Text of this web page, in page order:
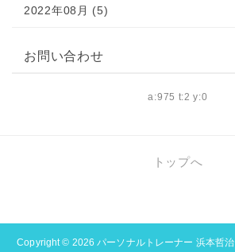
2022年08月 (5)
お問い合わせ
a:975 t:2 y:0
トップへ
Copyright © 2026パーソナルトレーナー 浜本哲治